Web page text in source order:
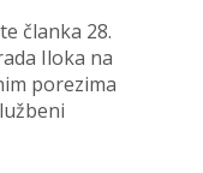
članka 28.
Iloka na
porezima